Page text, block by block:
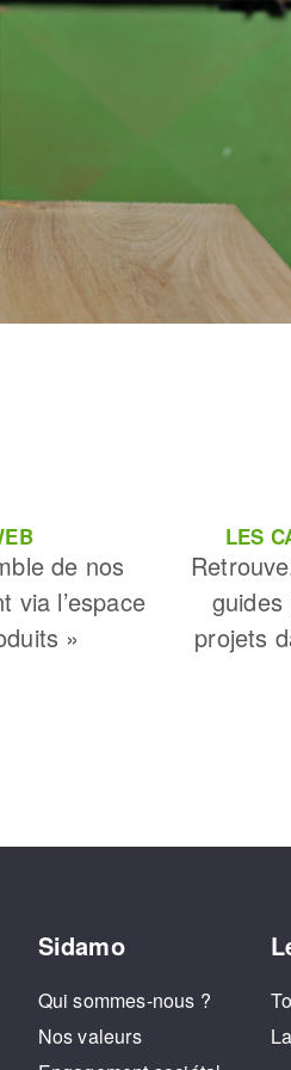
de nos
via l’espace
»
LES
projets
Sidamo
Qui sommes-nous ?
Nos valeurs